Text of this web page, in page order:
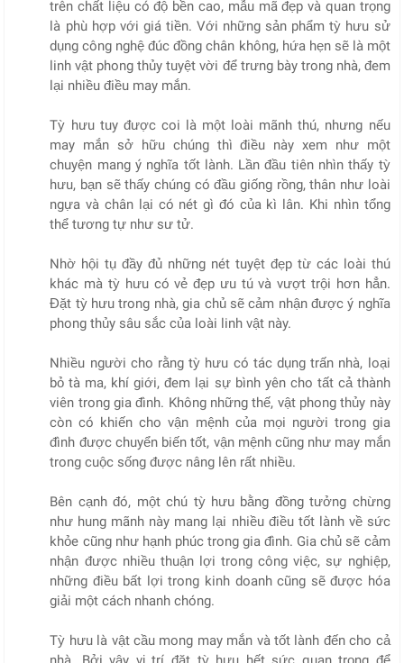
trên chất liệu có độ bền cao, mẫu mã đẹp và quan trọng
là phù hợp với giá tiền. Với những sản phẩm tỳ hưu sử
dụng công nghệ đúc đồng chân không, hứa hẹn sẽ là một
linh vật phong thủy tuyệt vời để trưng bày trong nhà, đem
lại nhiều điều may mắn.
Tỳ hưu tuy được coi là một loài mãnh thú, nhưng nếu
may mắn sở hữu chúng thì điều này xem như một
chuyện mang ý nghĩa tốt lành. Lần đầu tiên nhìn thấy tỳ
hưu, bạn sẽ thấy chúng có đầu giống rồng, thân như loài
ngựa và chân lại có nét gì đó của kì lân. Khi nhìn tổng
thể tương tự như sư tử.
Nhờ hội tụ đầy đủ những nét tuyệt đẹp từ các loài thú
khác mà tỳ hưu có vẻ đẹp ưu tú và vượt trội hơn hẳn.
Đặt tỳ hưu trong nhà, gia chủ sẽ cảm nhận được ý nghĩa
phong thủy sâu sắc của loài linh vật này.
Nhiều người cho rằng tỳ hưu có tác dụng trấn nhà, loại
bỏ tà ma, khí giới, đem lại sự bình yên cho tất cả thành
viên trong gia đình. Không những thế, vật phong thủy này
còn có khiến cho vận mệnh của mọi người trong gia
đình được chuyển biến tốt, vận mệnh cũng như may mắn
trong cuộc sống được nâng lên rất nhiều.
Bên cạnh đó, một chú tỳ hưu bằng đồng tưởng chừng
như hung mãnh này mang lại nhiều điều tốt lành về sức
khỏe cũng như hạnh phúc trong gia đình. Gia chủ sẽ cảm
nhận được nhiều thuận lợi trong công việc, sự nghiệp,
những điều bất lợi trong kinh doanh cũng sẽ được hóa
giải một cách nhanh chóng.
Tỳ hưu là vật cầu mong may mắn và tốt lành đến cho cả